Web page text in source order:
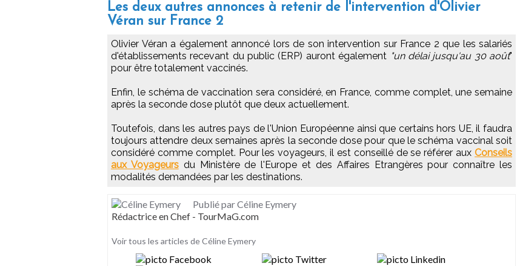
Les deux autres annonces à retenir de l'intervention d'Olivier
Véran sur France 2
Olivier Véran a également annoncé lors de son intervention sur France 2 que les salariés
d'établissements recevant du public (ERP) auront également "un délai jusqu'au 30 août"
pour être totalement vaccinés.
Enfin, le schéma de vaccination sera considéré, en France, comme complet, une semaine
après la seconde dose plutôt que deux actuellement.
Toutefois, dans les autres pays de l'Union Européenne ainsi que certains hors UE, il faudra
toujours attendre deux semaines après la seconde dose pour que le schéma vaccinal soit
considéré comme complet. Pour les voyageurs, il est conseillé de se référer aux Conseils
aux Voyageursdu Ministère de l'Europe et des Affaires Etrangères pour connaître les
modalités demandées par les destinations.
Publié par Céline Eymery
Rédactrice en Chef - TourMaG.com
Voir tous les articles de Céline Eymery